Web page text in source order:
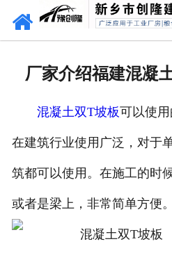
厂家介绍福建混凝
混凝土双T坡板可以使
在建筑行业使用广泛，对于
筑都可以使用。在施工的时
或者是梁上，非常简单方便。